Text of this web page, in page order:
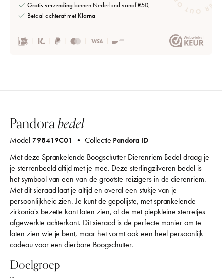
Gratis verzending binnen Nederland vanaf €50,-
Betaal achteraf met Klarna
Pandorabedel
Model798419C01 • Collectie Pandora ID
Met deze Sprankelende Boogschutter Dierenriem Bedel draag je
je sterrenbeeld altijd met je mee. Deze sterlingzilveren bedel is
het symbool van een van de grootste reizigers in de dierenriem.
Met dit sieraad laat je altijd en overal een stukje van je
persoonlijkheid zien. Je kunt de gepolijste, met sprankelende
zirkonia's bezette kant laten zien, of de met piepkleine sterretjes
afgewerkte achterkant. Dit sieraad is de perfecte manier om te
laten zien wie je bent, maar het vormt ook een heel persoonlijk
cadeau voor een dierbare Boogschutter.
Doelgroep